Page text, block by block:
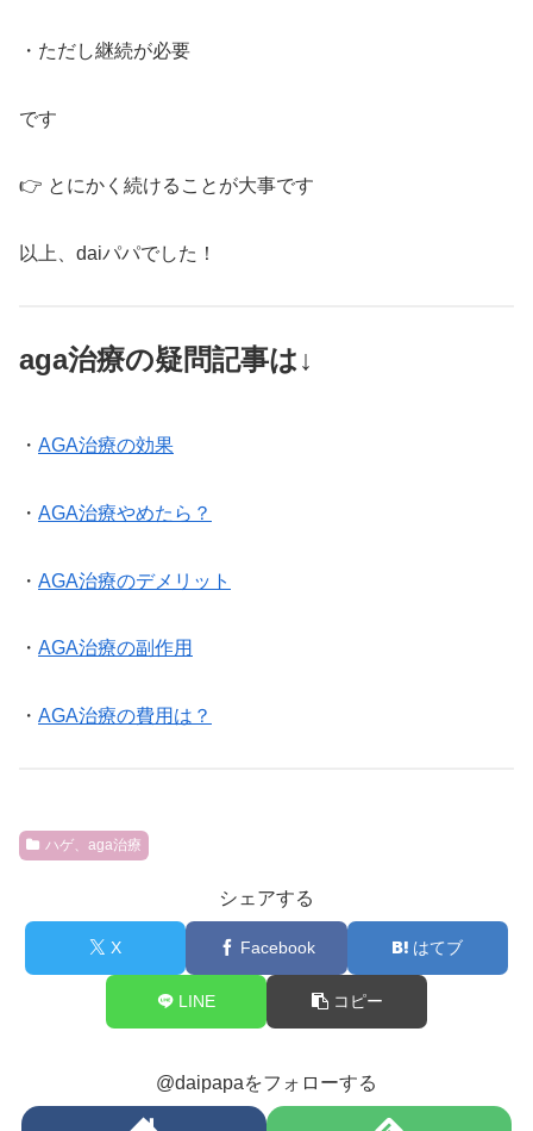
・ただし継続が必要
です
👉 とにかく続けることが大事です
以上、daiパパでした！
aga治療の疑問記事は↓
・ AGA治療の効果
・ AGA治療やめたら？
・ AGA治療のデメリット
・ AGA治療の副作用
・ AGA治療の費用は？
ハゲ、aga治療
シェアする
X Facebook はてブ
LINE コピー
@daipapaをフォローする